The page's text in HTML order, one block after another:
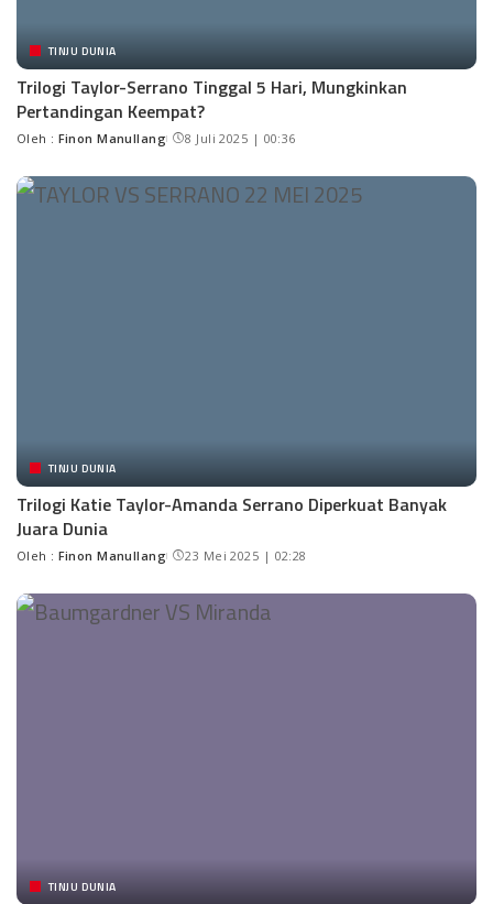
TINJU DUNIA
Trilogi Taylor-Serrano Tinggal 5 Hari, Mungkinkan
Pertandingan Keempat?
Oleh : Finon Manullang 8 Juli 2025 | 00:36
TINJU DUNIA
Trilogi Katie Taylor-Amanda Serrano Diperkuat Banyak
Juara Dunia
Oleh : Finon Manullang 23 Mei 2025 | 02:28
TINJU DUNIA